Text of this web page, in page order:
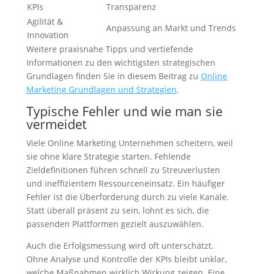
KPIs
Transparenz
Agilität &
Innovation
Anpassung an Markt und Trends
Weitere praxisnahe Tipps und vertiefende
Informationen zu den wichtigsten strategischen
Grundlagen finden Sie in diesem Beitrag zu Online
Marketing Grundlagen und Strategien.
Typische Fehler und wie man sie
vermeidet
Viele Online Marketing Unternehmen scheitern, weil
sie ohne klare Strategie starten. Fehlende
Zieldefinitionen führen schnell zu Streuverlusten
und ineffizientem Ressourceneinsatz. Ein häufiger
Fehler ist die Überforderung durch zu viele Kanäle.
Statt überall präsent zu sein, lohnt es sich, die
passenden Plattformen gezielt auszuwählen.
Auch die Erfolgsmessung wird oft unterschätzt.
Ohne Analyse und Kontrolle der KPIs bleibt unklar,